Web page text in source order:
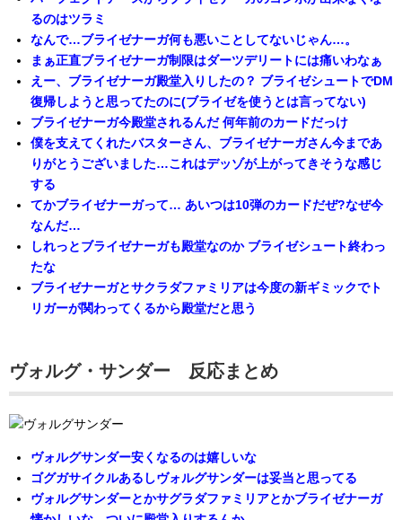
るのはツラミ
なんで…ブライゼナーガ何も悪いことしてないじゃん…。
まぁ正直ブライゼナーガ制限はダーツデリートには痛いわなぁ
えー、ブライゼナーガ殿堂入りしたの？ ブライゼシュートでDM
復帰しようと思ってたのに(ブライゼを使うとは言ってない)
ブライゼナーガ今殿堂されるんだ 何年前のカードだっけ
僕を支えてくれたバスターさん、ブライゼナーガさん今まであ
りがとうございました…これはデッゾが上がってきそうな感じ
する
てかブライゼナーガって… あいつは10弾のカードだぜ?なぜ今
なんだ…
しれっとブライゼナーガも殿堂なのか ブライゼシュート終わっ
たな
ブライゼナーガとサクラダファミリアは今度の新ギミックでト
リガーが関わってくるから殿堂だと思う
ヴォルグ・サンダー 反応まとめ
ヴォルグサンダー安くなるのは嬉しいな
ゴグガサイクルあるしヴォルグサンダーは妥当と思ってる
ヴォルグサンダーとかサグラダファミリアとかブライゼナーガ